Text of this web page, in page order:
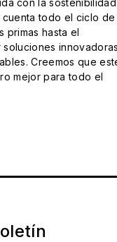
todo el ciclo de
primas hasta el
Creemos que
mejor para todo el